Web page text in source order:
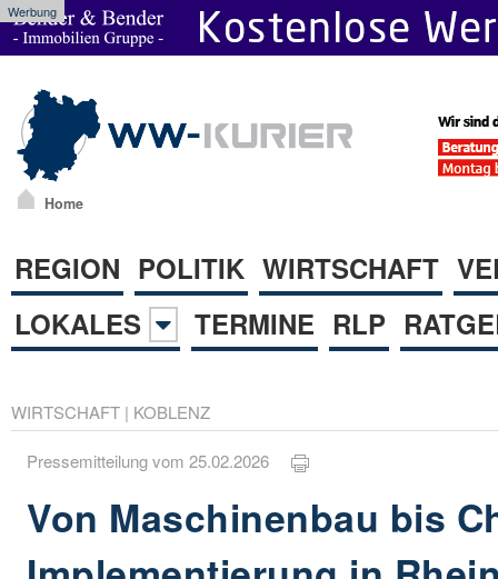
Werbung
Home
REGION POLITIK WIRTSCHAFT
LOKALES
TERMINE RLP
WIRTSCHAFT | KOBLENZ
Pressemitteilung vom 25.02.2026
Von Maschinenbau bis